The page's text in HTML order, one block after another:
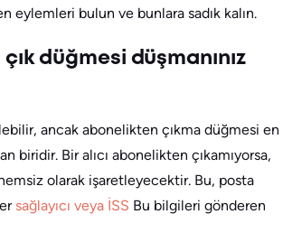
eylemleri bulun ve bunlara sadık kalın.
düğmesi düşmanınız
ancak abonelikten çıkma düğmesi en
biridir. Bir alıcı abonelikten çıkamıyorsa,
olarak işaretleyecektir. Bu, posta
sağlayıcı veya İSS Bu bilgileri gönderen